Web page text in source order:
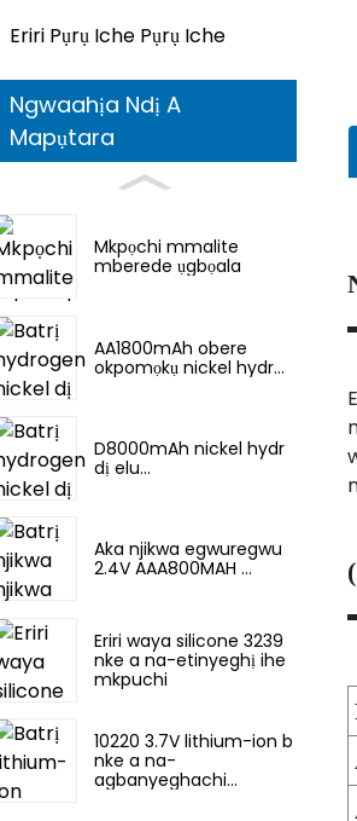
Eriri Pụrụ Iche Pụrụ Iche
Ngwaahịa Ndị A
Mapụtara
Mkpọchi mmalite
mberede ụgbọala
AA1800mAh obere
okpomọkụ nickel hydr...
D8000mAh nickel hydr
dị elu...
Aka njikwa egwuregwu
2.4V AAA800MAH ...
Eriri waya silicone 3239
nke a na-etinyeghị ihe
mkpuchi
10220 3.7V lithium-ion b
nke a na-
agbanyeghachi...